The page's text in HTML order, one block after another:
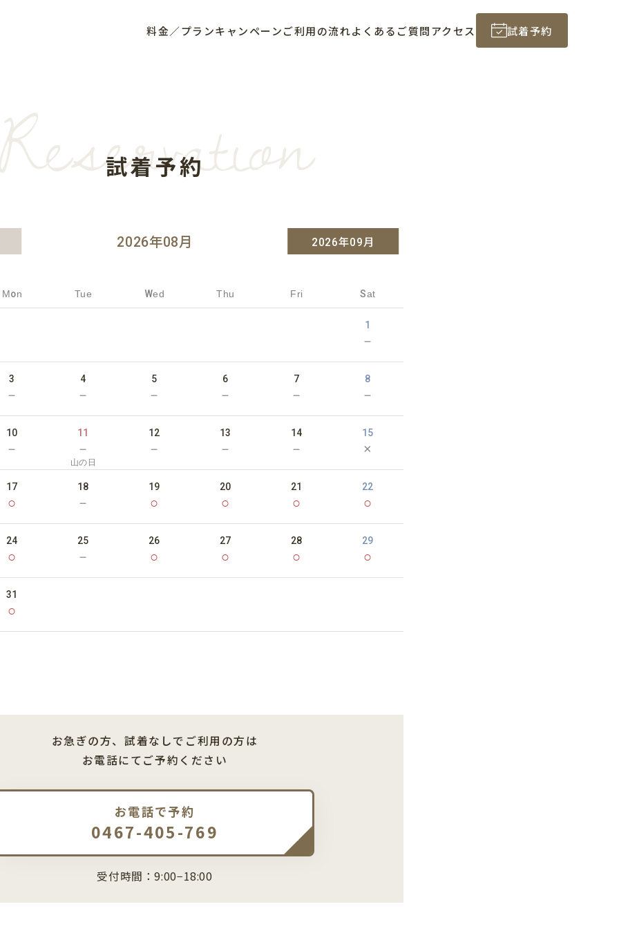
料金／プランキャンペーンご利用の流れよくあるご質問アクセス 試着予約
試着予約
2026年08月 2026年09月
Mon Tue Wed Thu Fri Sat
1
－
3
－
4
－
5
－
6
－
7
－
8
－
10
－
11
－
山の日
12
－
13
－
14
－
15
×
17
○
18
－
19
○
20
○
21
○
22
○
24
○
25
－
26
○
27
○
28
○
29
○
31
○
お急ぎの方、試着なしでご利用の方は
お電話にてご予約ください
お電話で予約
0467-405-769
受付時間：9:00−18:00